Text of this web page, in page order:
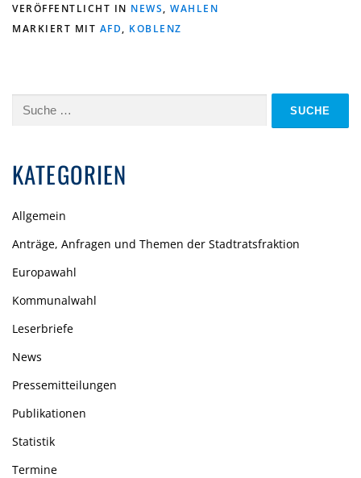
VERÖFFENTLICHT IN NEWS, WAHLEN
MARKIERT MIT AFD, KOBLENZ
Suche
KATEGORIEN
Allgemein
Anträge, Anfragen und Themen der Stadtratsfraktion
Europawahl
Kommunalwahl
Leserbriefe
News
Pressemitteilungen
Publikationen
Statistik
Termine